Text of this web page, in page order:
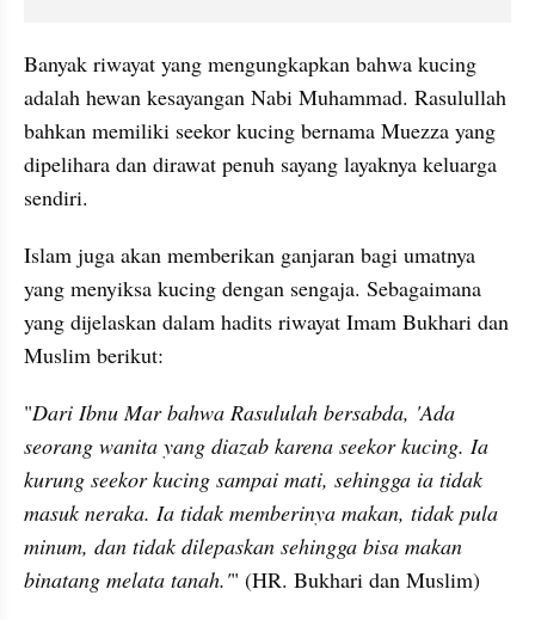
Banyak riwayat yang mengungkapkan bahwa kucing
adalah hewan kesayangan Nabi Muhammad. Rasulullah
bahkan memiliki seekor kucing bernama Muezza yang
dipelihara dan dirawat penuh sayang layaknya keluarga
sendiri.
Islam juga akan memberikan ganjaran bagi umatnya
yang menyiksa kucing dengan sengaja. Sebagaimana
yang dijelaskan dalam hadits riwayat Imam Bukhari dan
Muslim berikut:
"Dari Ibnu Mar bahwa Rasululah bersabda, 'Ada
seorang wanita yang diazab karena seekor kucing. Ia
kurung seekor kucing sampai mati, sehingga ia tidak
masuk neraka. Ia tidak memberinya makan, tidak pula
minum, dan tidak dilepaskan sehingga bisa makan
binatang melata tanah.'" (HR. Bukhari dan Muslim)